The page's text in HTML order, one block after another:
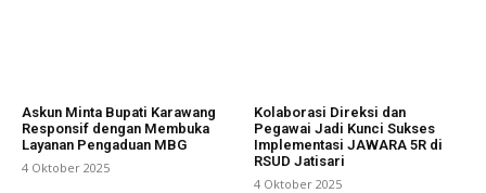
Askun Minta Bupati Karawang
Responsif dengan Membuka
Layanan Pengaduan MBG
4 Oktober 2025
Kolaborasi Direksi dan
Pegawai Jadi Kunci Sukses
Implementasi JAWARA 5R di
RSUD Jatisari
4 Oktober 2025